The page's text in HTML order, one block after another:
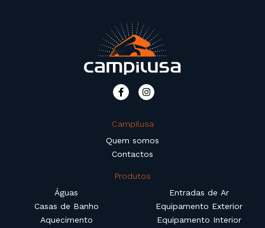
Campilusa
Quem somos
Contactos
Produtos
Águas
Casas de Banho
Aquecimento
Entradas de Ar
Equipamento Exterior
Equipamento Interior